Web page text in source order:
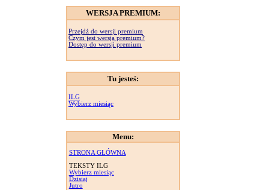
WERSJA PREMIUM:
Przejdź do wersji premium
Czym jest wersja premium?
Dostęp do wersji premium
Tu jesteś:
ILG
Wybierz miesiąc
Menu:
STRONA GŁÓWNA
TEKSTY ILG
Wybierz miesiąc
Dzisiaj
Jutro